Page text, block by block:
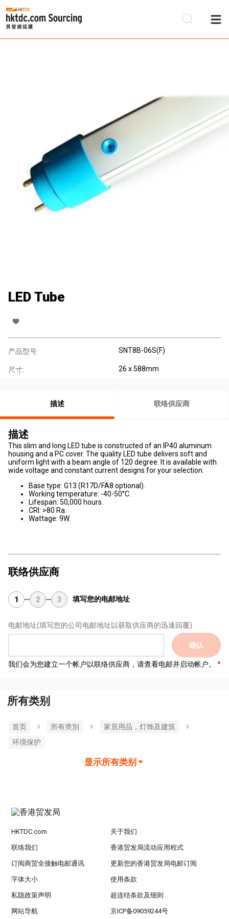
LED Tube
产品型号: SNT8B-06S(F)
尺寸: 26 x 588mm
描述 联络供应商
描述
This slim and long LED tube is constructed of an IP40 aluminum
housing and a PC cover. The quality LED tube delivers soft and
uniform light with a beam angle of 120 degree. It is available with
wide voltage and constant current designs for your selection.
Base type: G13 (R17D/FA8 optional).
Working temperature: -40-50°C.
Lifespan: 50,000 hours.
CRI: >80 Ra.
Wattage: 9W.
联络供应商
1 2 3 填写您的电邮地址
电邮地址(填写您的公司电邮地址以获取供应商的迅速回覆)
确认
我们会为您建立一个帐户以联络供应商，请查看电邮并启动帐户。
所有类别
首页 所有类別
家居用品，灯饰及建筑
环境保护
显示所有类别
HKTDC.com 关于我们
联络我们 香港贸发局流动应用程式
订阅商贸全接触电邮通讯 更新您的香港贸发局电邮订阅
字体大小 使用条款
私隐政策声明 超连结条款及细则
网站导航 京ICP备09059244号